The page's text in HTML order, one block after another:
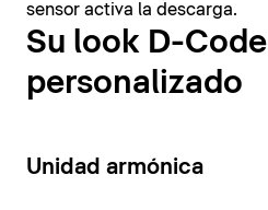
sensor activa la descarga.
Su look D-Code
personalizado
14
Unidad armónica